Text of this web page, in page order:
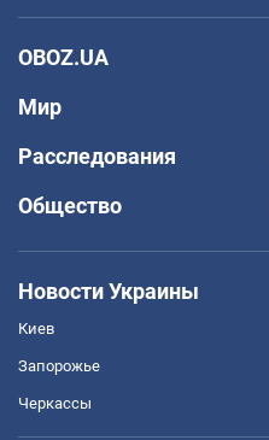
OBOZ.UA
Мир
Расследования
Общество
Новости Украины
Киев
Запорожье
Черкассы